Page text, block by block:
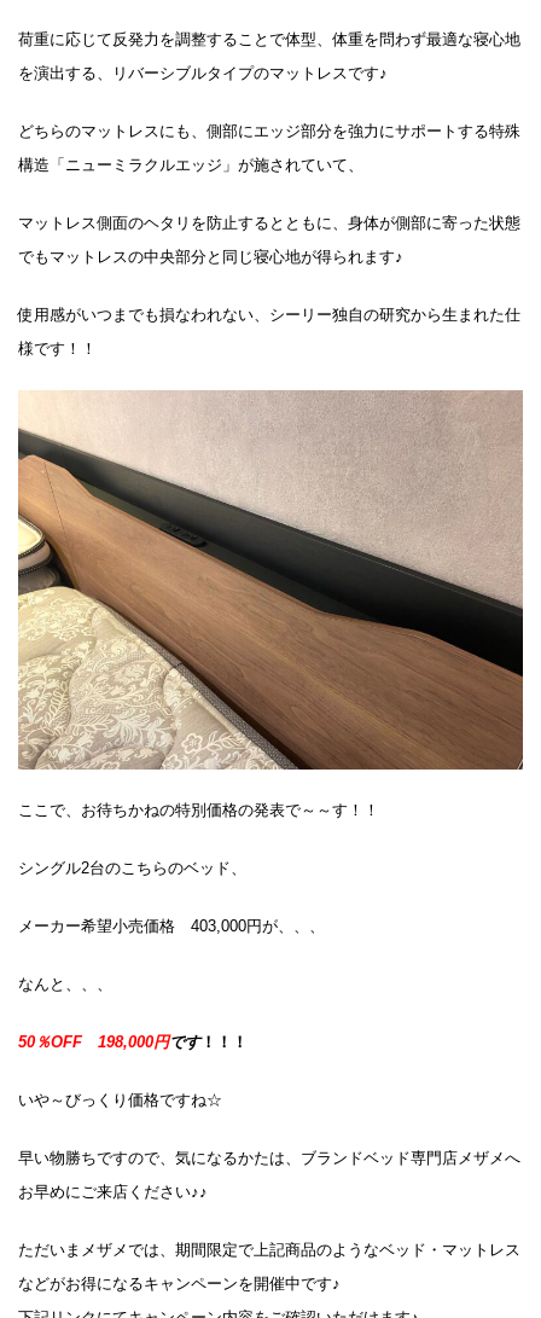
荷重に応じて反発力を調整することで体型、体重を問わず最適な寝心地
を演出する、リバーシブルタイプのマットレスです♪
どちらのマットレスにも、側部にエッジ部分を強力にサポートする特殊
構造「ニューミラクルエッジ」が施されていて、
マットレス側面のヘタリを防止するとともに、身体が側部に寄った状態
でもマットレスの中央部分と同じ寝心地が得られます♪
使用感がいつまでも損なわれない、シーリー独自の研究から生まれた仕
様です！！
ここで、お待ちかねの特別価格の発表で～～す！！
シングル2台のこちらのベッド、
メーカー希望小売価格 403,000円が、、、
なんと、、、
50％OFF 198,000円です！！！
いや～びっくり価格ですね☆
早い物勝ちですので、気になるかたは、ブランドベッド専門店メザメへ
お早めにご来店ください♪♪
ただいまメザメでは、期間限定で上記商品のようなベッド・マットレス
などがお得になるキャンペーンを開催中です♪